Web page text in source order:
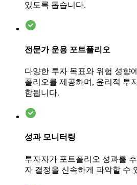
있도록 돕습니다.
전문가 운용 포트폴리오
다양한 투자 목표와 위험 성향
폴리오를 제공하며, 윤리적 투
함됩니다.
성과 모니터링
투자자가 포트폴리오 성과를
자 결정을 신속하게 파악할 수